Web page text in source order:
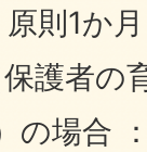
則1か月
護者の
の場合